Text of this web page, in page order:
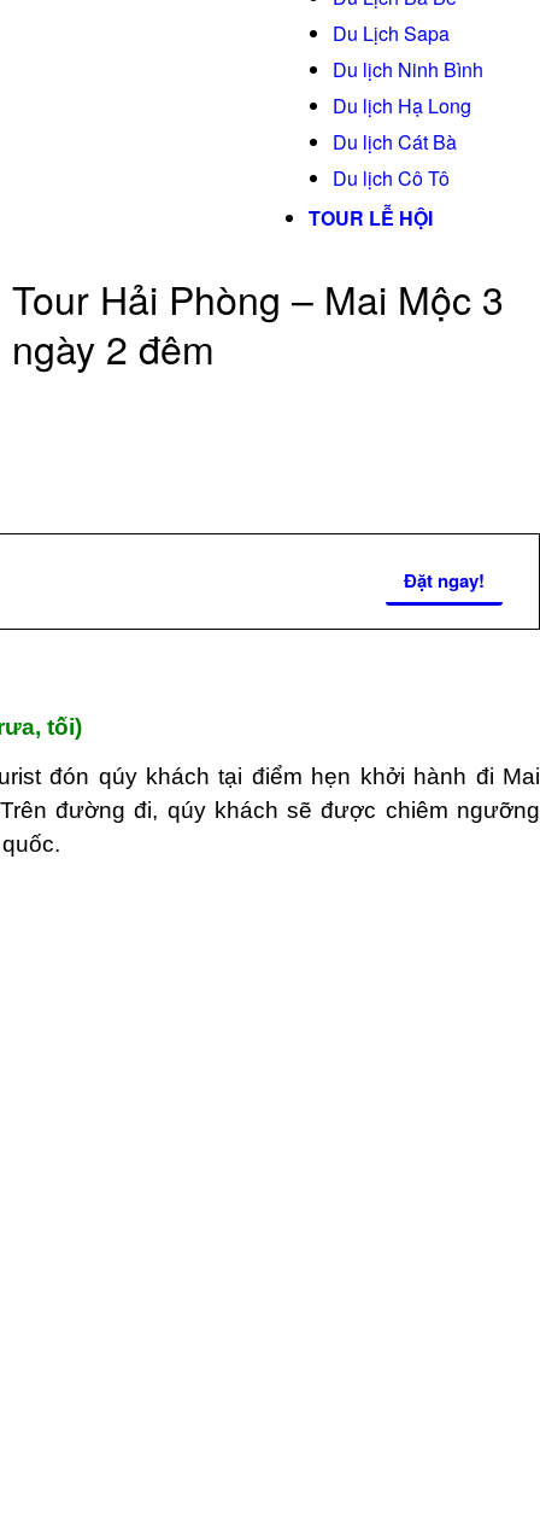
Du Lịch Sapa
Du lịch Ninh Bình
Du lịch Hạ Long
Du lịch Cát Bà
Du lịch Cô Tô
TOUR LỄ HỘI
Tour Hải Phòng – Mai Mộc 3
ngày 2 đêm
Đặt ngay!
tối)
đón qúy khách tại điểm hẹn khởi hành đi Mai
đường đi, qúy khách sẽ được chiêm ngưỡng